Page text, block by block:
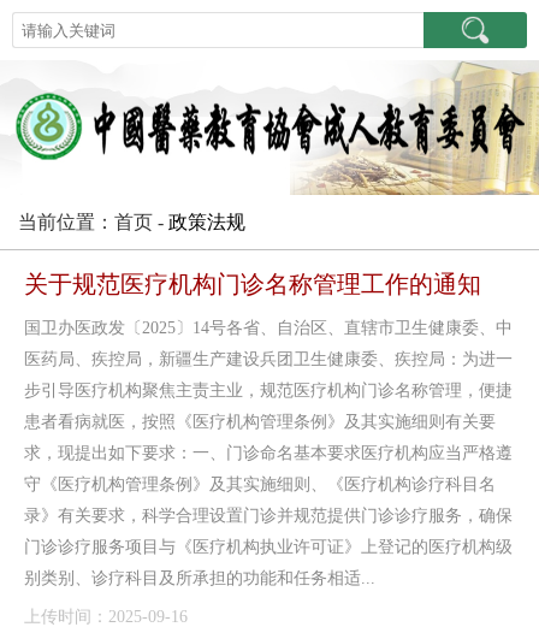
当前位置：首页 - 政策法规
关于规范医疗机构门诊名称管理工作的通知
国卫办医政发〔2025〕14号各省、自治区、直辖市卫生健康委、中
医药局、疾控局，新疆生产建设兵团卫生健康委、疾控局：为进一
步引导医疗机构聚焦主责主业，规范医疗机构门诊名称管理，便捷
患者看病就医，按照《医疗机构管理条例》及其实施细则有关要
求，现提出如下要求：一、门诊命名基本要求医疗机构应当严格遵
守《医疗机构管理条例》及其实施细则、《医疗机构诊疗科目名
录》有关要求，科学合理设置门诊并规范提供门诊诊疗服务，确保
门诊诊疗服务项目与《医疗机构执业许可证》上登记的医疗机构级
别类别、诊疗科目及所承担的功能和任务相适...
上传时间：2025-09-16